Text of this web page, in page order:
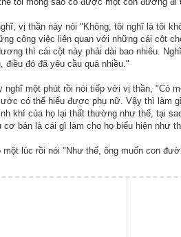
vị thần này nói "Không, tôi nghĩ là tôi
công việc liên quan với những cái cột
thì cái cột này phải dài bao nhiêu.
điều đó đã yêu cầu quá nhiều."
nghĩ một phút rồi nói tiếp với vị thần, "Có
có thể hiểu được phụ nữ. Vậy thì làm
khí của họ lại thất thường như thế, tại
bản là cái gì làm cho họ biểu hiện như
một lúc rồi nói "Như thế, ông muốn con